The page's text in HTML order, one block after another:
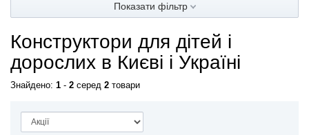
Показати фільтр
Конструктори для дітей і
дорослих в Києві і Україні
Знайдено: 1 - 2 серед 2 товари